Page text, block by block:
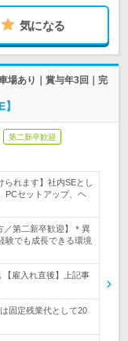
気になる
場あり｜賞与年3回｜完
第二新卒歓迎
られます】社内SEとし
PCセットアップ、ヘ
／第二新卒歓迎】＊異
験でも成長できる環境
【雇入れ直後】上記事
固定残業代として20